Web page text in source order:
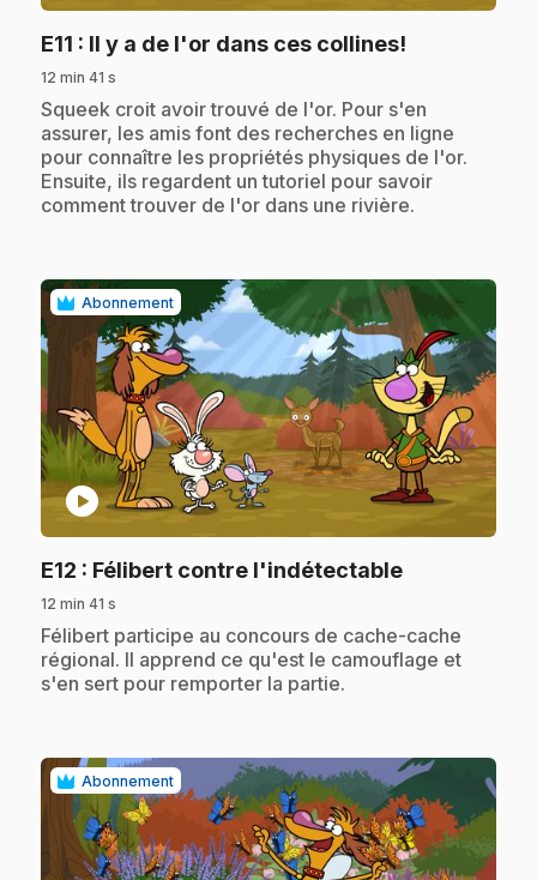
E11 : Il y a de l'or dans ces collines!
12 min 41 s
.Squeek croit avoir trouvé de l'or. Pour s'en
assurer, les amis font des recherches en ligne
pour connaître les propriétés physiques de l'or.
Ensuite, ils regardent un tutoriel pour savoir
comment trouver de l'or dans une rivière.
Abonnement
play_circle
E12 : Félibert contre l'indétectable.
12 min 41 s
.Félibert participe au concours de cache-cache
régional. Il apprend ce qu'est le camouflage et
s'en sert pour remporter la partie.
Abonnement